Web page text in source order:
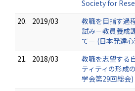
Society for
20.
2019/03
教職を目指す過
試み－教員養成
て－ (日本発達
21.
2018/03
教職を志望する
ティティの形成
学会第29回総会)